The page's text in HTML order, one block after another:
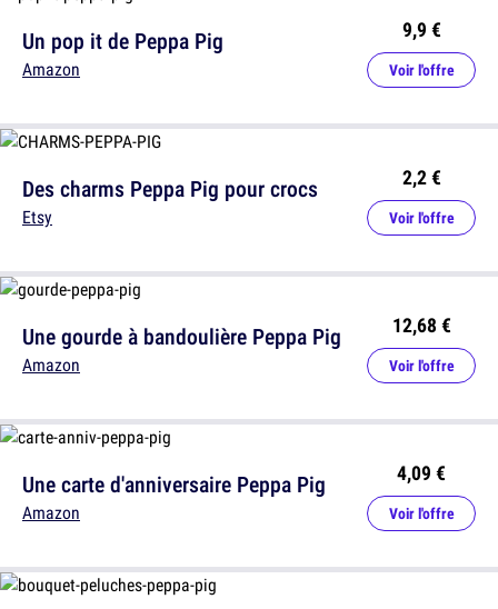
Un pop it de Peppa Pig
Amazon
9,9 €
Voir l'offre
Une gourde à bandoulière Peppa Pig
Amazon
12,68 €
Voir l'offre
Des charms Peppa Pig pour crocs
Etsy
2,2 €
Voir l'offre
Une carte d'anniversaire Peppa Pig
Amazon
4,09 €
Voir l'offre